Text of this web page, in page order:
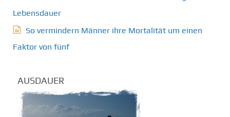
Lebensdauer
So vermindern Männer ihre Mortalität um einen
Faktor von fünf
AUSDAUER